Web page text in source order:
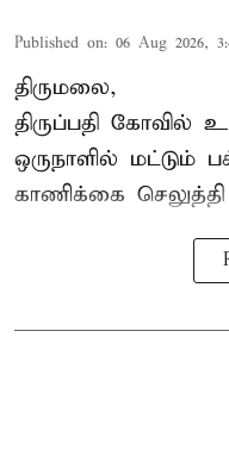
Published on: 06 Aug 2026,
திருமலை,
திருப்பதி கோவில்
ஒருநாளில் மட்டும்
காணிக்கை